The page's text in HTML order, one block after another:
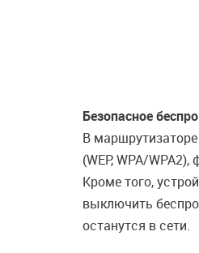
Безопасное
В
(WEP, WPA/
Кроме того,
выключить
останутся в сети.